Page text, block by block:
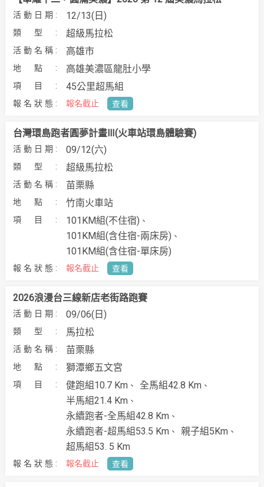
12/13(日)
超級馬拉松
高雄市
高雄美濃區龍肚小學
45公里超馬組
報名截止 查看
09/12(六)
超級馬拉松
苗栗縣
台灣環島跑者圓夢計畫Ⅲ(火車站環島體驗賽)
竹南火車站
101KM組(不住宿)
101KM組(含住宿-兩床房)
101KM組(含住宿-單床房)
報名截止 查看
09/06(日)
馬拉松
苗栗縣
2026浪漫台三線新店老街路跑賽
獅潭鄉五文宮
健跑組10.7 Km
全馬組42.8 Km
半馬組21.4 Km
永續跑者-全馬組42.8 Km
永續跑者-超馬組53.5 Km
親子組5Km
超馬組53. 5 Km
報名截止 查看